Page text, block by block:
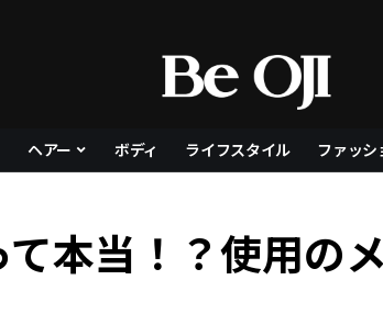
ヘアー ボディ ライフスタイル ファッシ
本当！？使用の